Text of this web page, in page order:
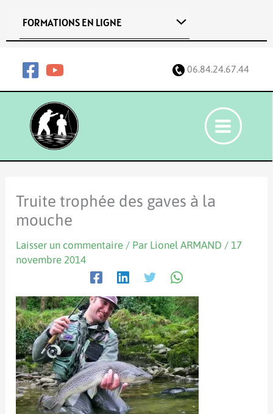
FORMATIONS EN LIGNE
06.84.24.67.44
Truite trophée des gaves à la
mouche
Laisser un commentaire / Par Lionel ARMAND /17
novembre 2014